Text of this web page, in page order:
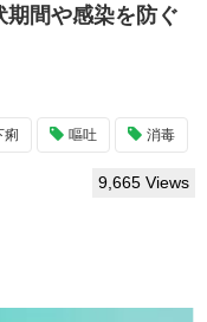
期間や感染を防ぐ
痢 嘔吐 消毒
9,665 Views